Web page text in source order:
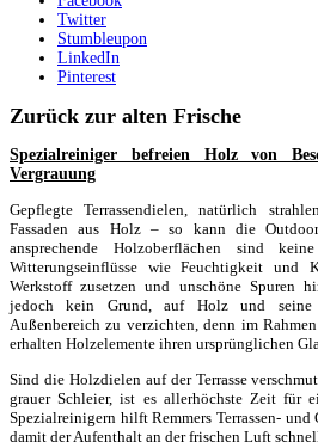
Twitter
Stumbleupon
LinkedIn
Pinterest
Zurück zur alten Frische
Spezialreiniger befreien Holz von
Vergrauung
Gepflegte Terrassendielen, natürlich
Fassaden aus Holz – so kann die
ansprechende Holzoberflächen sind
Witterungseinflüsse wie Feuchtigkeit und
Werkstoff zusetzen und unschöne Spuren
jedoch kein Grund, auf Holz und seine
Außenbereich zu verzichten, denn im
erhalten Holzelemente ihren ursprünglichen
Sind die Holzdielen auf der Terrasse
grauer Schleier, ist es allerhöchste Zeit für
Spezialreinigern hilft Remmers Terrassen- und
damit der Aufenthalt an der frischen Luft